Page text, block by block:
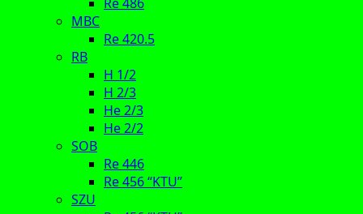
MBC
Re 420.5
RB
H 1/2
H 2/3
He 2/3
He 2/2
SOB
Re 446
Re 456 “KTU”
SZU